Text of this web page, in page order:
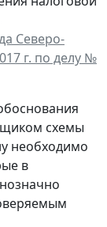
Северо-
г. по делу №
схемы
необходимо
в